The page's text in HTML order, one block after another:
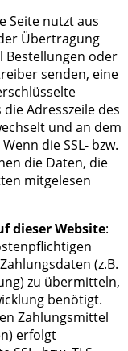
Seite nutzt aus
Übertragung
Bestellungen oder
senden, eine
Adresszeile des
und an dem
die SSL- bzw.
die Daten, die
mitgelesen
dieser Website:
(z.B.
zu übermitteln,
benötigt.
Zahlungsmittel
erfolgt